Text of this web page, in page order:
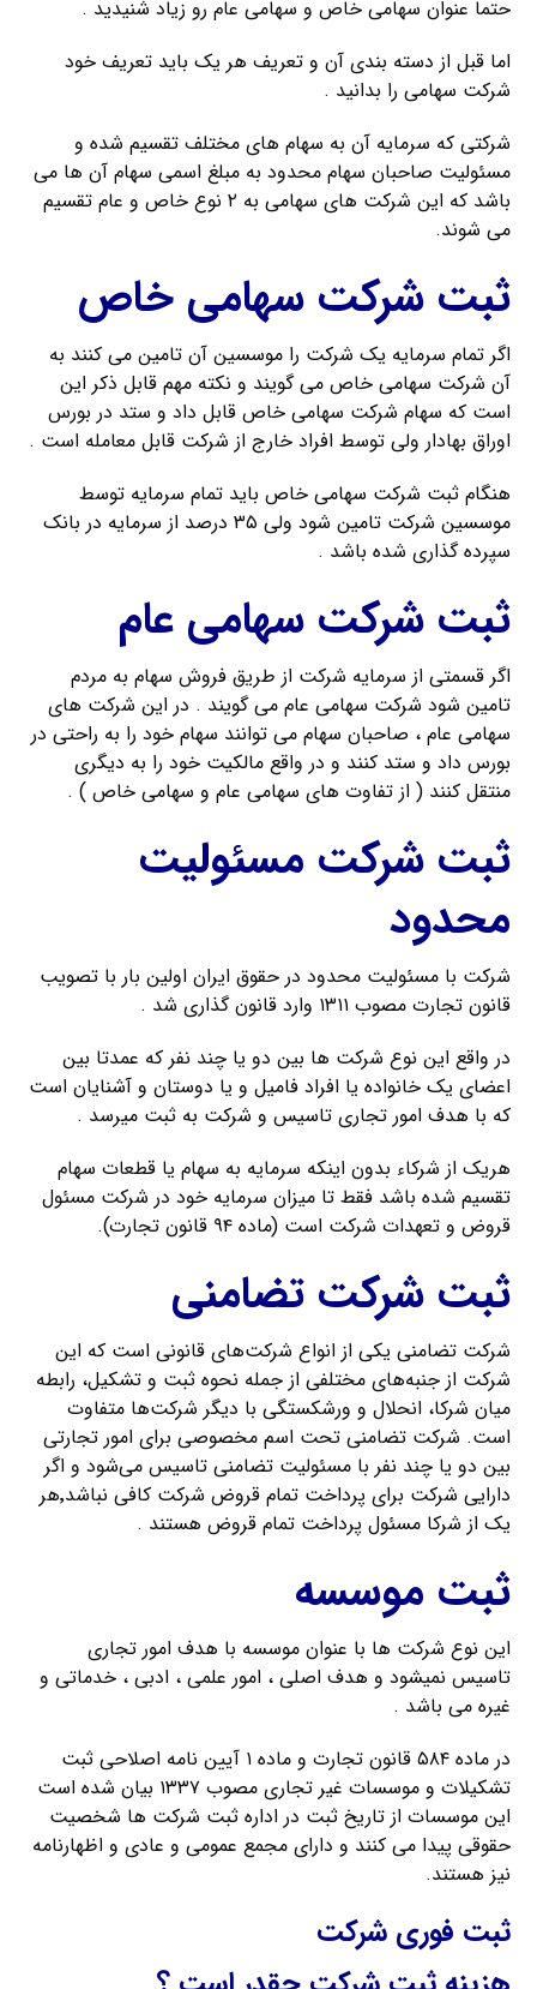
حتما عنوان سهامی خاص و سهامی عام رو زیاد شنیدید .
اما قبل از دسته بندی آن و تعریف هر یک باید تعریف خود
شرکت سهامی را بدانید .
شرکتی که سرمایه آن به سهام های مختلف تقسیم شده و
مسئولیت صاحبان سهام محدود به مبلغ اسمی سهام آن ها می
باشد که این شرکت های سهامی به ۲ نوع خاص و عام تقسیم
می شوند.
ثبت شرکت سهامی خاص
اگر تمام سرمایه یک شرکت را موسسین آن تامین می کنند به
آن شرکت سهامی خاص می گویند و نکته مهم قابل ذکر این
است که سهام شرکت سهامی خاص قابل داد و ستد در بورس
اوراق بهادار ولی توسط افراد خارج از شرکت قابل معامله است .
هنگام ثبت شرکت سهامی خاص باید تمام سرمایه توسط
موسسین شرکت تامین شود ولی ۳۵ درصد از سرمایه در بانک
سپرده گذاری شده باشد .
ثبت شرکت سهامی عام
اگر قسمتی از سرمایه شرکت از طریق فروش سهام به مردم
تامین شود شرکت سهامی عام می گویند . در این شرکت های
سهامی عام ، صاحبان سهام می توانند سهام خود را به راحتی در
بورس داد و ستد کنند و در واقع مالکیت خود را به دیگری
منتقل کنند ( از تفاوت های سهامی عام و سهامی خاص ) .
ثبت شرکت مسئولیت
محدود
شرکت با مسئولیت محدود در حقوق ایران اولین بار با تصویب
قانون تجارت مصوب ۱۳۱۱ وارد قانون گذاری شد .
در واقع این نوع شرکت ها بین دو یا چند نفر که عمدتا بین
اعضای یک خانواده یا افراد فامیل و یا دوستان و آشنایان است
که با هدف امور تجاری تاسیس و شرکت به ثبت میرسد .
هریک از شرکاء بدون اینکه سرمایه به سهام یا قطعات سهام
تقسیم شده باشد فقط تا میزان سرمایه خود در شرکت مسئول
قروض و تعهدات شرکت است (ماده ۹۴ قانون تجارت).
ثبت شرکت تضامنی
شرکت تضامنی یکی از انواع شرکت‌های قانونی است که این
شرکت از جنبه‌های مختلفی از جمله نحوه ثبت و تشکیل، رابطه
میان شرکا، انحلال و ورشکستگی با دیگر شرکت‌ها متفاوت
است. شرکت تضامنی تحت اسم مخصوصی برای امور تجارتی
بین دو یا چند نفر با مسئولیت تضامنی تاسیس می‌شود و اگر
دارایی شرکت برای پرداخت تمام قروض شرکت کافی نباشد٬هر
یک از شرکا مسئول پرداخت تمام قروض هستند .
ثبت موسسه
این نوع شرکت ها با عنوان موسسه با هدف امور تجاری
تاسیس نمیشود و هدف اصلی ، امور علمی ، ادبی ، خدماتی و
غیره می باشد .
در ماده ۵۸۴ قانون تجارت و ماده ۱ آیین نامه اصلاحی ثبت
تشکیلات و موسسات غیر تجاری مصوب ۱۳۳۷ بیان شده است
این موسسات از تاریخ ثبت در اداره ثبت شرکت ها شخصیت
حقوقی پیدا می کنند و دارای مجمع عمومی و عادی و اظهارنامه
نیز هستند.
ثبت فوری شرکت